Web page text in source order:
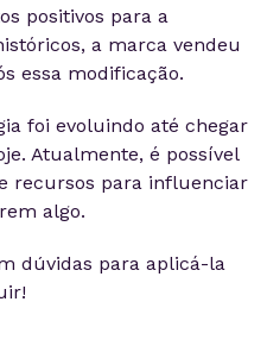
positivos para a
a marca vendeu
essa modificação.
foi evoluindo até chegar
Atualmente, é possível
recursos para influenciar
algo.
dúvidas para aplicá-la